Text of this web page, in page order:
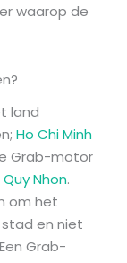
waarop de
land
Ho Chi Minh
Grab-motor
Quy Nhon.
om het
en niet
Grab-